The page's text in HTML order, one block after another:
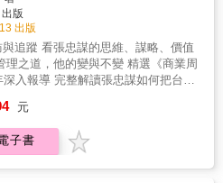
文化。 《斯皮爾斯》
s）一部史詩般的小說……讀起來就
小說。 《信使》（The
）對沖基金界的恐怖故事。 《澳大
（The Australian）一幅引人入勝的霸
謅藝術家肖像—更貼切地說，是對精
與天才混為一談的控訴。 《槓桿》
久安。佐以案例故事來剖析各方利
生動的真實案例，深入淺出地說明
各方的利害關係人不可不知的法律知
沒有法律相關知識的讀者也能輕鬆讀
業警鐘的傳承知識宣導之作：依據
提前規劃接班與傳承，因此本書從多
，深入探討預做傳承規劃的好處。
重推薦】本書的價值，不僅在於提供
識和資訊，更在於它所傳遞的理
大的Sony，曾長期虧損將近五千億
領龐大組織轉虧為盈的是，眾人不看
流人才平井一夫， 面對前所未有的企
靠柔韌靈活的信念，成功激發員工熱
對企業和組織的危機，你能做些什
導者需要極高的EQ和底下的人培養信
一同面對困境。 戰術戰略固然重要，
的領導者，這是他的故事，也是所有
鏡。 企業谷底翻身最經典的啟示
完整公開。 從破產邊緣贏回感動與熱
出版
出版
追蹤 看張忠謀的思維、謀略、價值
理之道，他的變與不變 精選《商業周
深入報導 完整解讀張忠謀如何把台灣
謀的策略性思考 54歲創業，打造市值
，建立科技產業矽屏障 追憶父親與
現理性與感性，你不知道的張忠謀
元
子書